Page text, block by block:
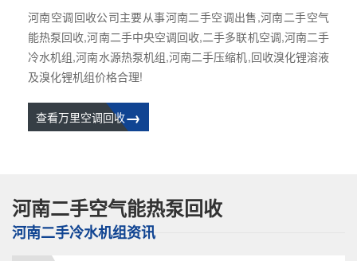
河南空调回收公司主要从事河南二手空调出售,河南二手空气
能热泵回收,河南二手中央空调回收,二手多联机空调,河南二手
冷水机组,河南水源热泵机组,河南二手压缩机,回收溴化锂溶液
及溴化锂机组价格合理!
→
查看万里空调回收
河南二手空气能热泵回收
河南二手冷水机组资讯